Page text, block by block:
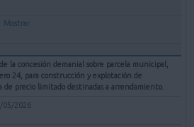
Mostrar
la concesión demanial sobre parcela municipal,
24, para construcción y explotación de
de precio limitado destinadas a arrendamiento.
05/2026